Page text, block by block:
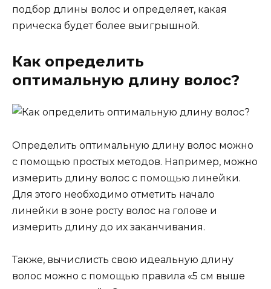
подбор длины волос и определяет, какая
прическа будет более выигрышной.
Как определить
оптимальную длину волос?
Определить оптимальную длину волос можно
с помощью простых методов. Например, можно
измерить длину волос с помощью линейки.
Для этого необходимо отметить начало
линейки в зоне росту волос на голове и
измерить длину до их заканчивания.
Также, вычислисть свою идеальную длину
волос можно с помощью правила «5 см выше